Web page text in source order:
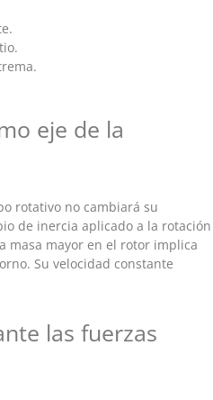
eje de la
rotativo no cambiará su
de inercia aplicado a la rotación
masa mayor en el rotor implica
Su velocidad constante
las fuerzas